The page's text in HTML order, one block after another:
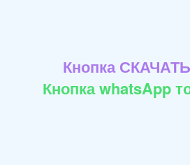
Кнопка
Кнопка whatsApp